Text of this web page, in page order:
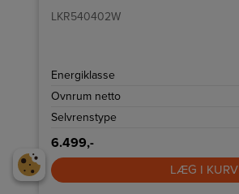
LKR540402W
Energiklasse
Ovnrum netto
Selvrenstype
6.499,-
LÆG I KURV